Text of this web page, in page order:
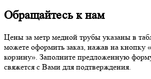
Обращайтесь к нам
Цены за метр медной трубы указаны в
можете оформить заказ, нажав на кнопку
корзину». Заполните предложенную
свяжется с Вами для подтверждения.